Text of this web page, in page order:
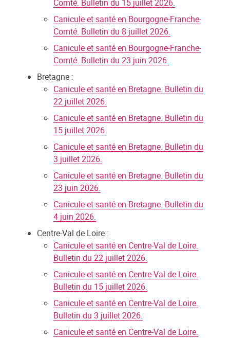
Comté. Bulletin du 15 juillet 2026.
Canicule et santé en Bourgogne-Franche-
Comté. Bulletin du 8 juillet 2026.
Canicule et santé en Bourgogne-Franche-
Comté. Bulletin du 23 juin 2026.
Bretagne :
Canicule et santé en Bretagne. Bulletin du
22 juillet 2026.
Canicule et santé en Bretagne. Bulletin du
15 juillet 2026.
Canicule et santé en Bretagne. Bulletin du
3 juillet 2026.
Canicule et santé en Bretagne. Bulletin du
23 juin 2026.
Canicule et santé en Bretagne. Bulletin du
4 juin 2026.
Centre-Val de Loire :
Canicule et santé en Centre-Val de Loire.
Bulletin du 22 juillet 2026.
Canicule et santé en Centre-Val de Loire.
Bulletin du 15 juillet 2026.
Canicule et santé en Centre-Val de Loire.
Bulletin du 3 juillet 2026.
Canicule et santé en Centre-Val de Loire.